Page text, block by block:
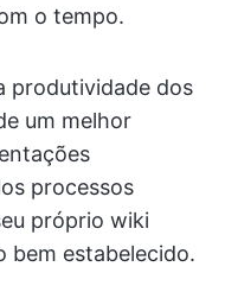
o tempo.
produtividade dos
um melhor
processos
próprio wiki
bem estabelecido.